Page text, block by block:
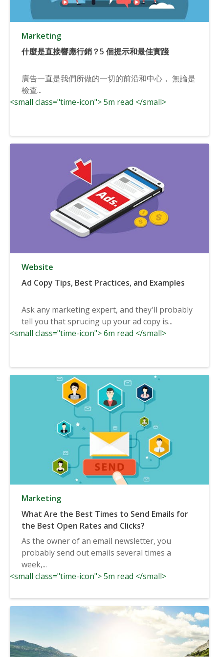
Marketing
什麼是直接響應行銷？5 個提示和最佳實踐
廣告一直是我們所做的一切的前沿和中心， 無論是
檢查...
<small class="time-icon"> 5m read </small>
Website
Ad Copy Tips, Best Practices, and Examples
Ask any marketing expert, and they'll probably
tell you that sprucing up your ad copy is...
<small class="time-icon"> 6m read </small>
Marketing
What Are the Best Times to Send Emails for
the Best Open Rates and Clicks?
As the owner of an email newsletter, you
probably send out emails several times a
week,...
<small class="time-icon"> 5m read </small>